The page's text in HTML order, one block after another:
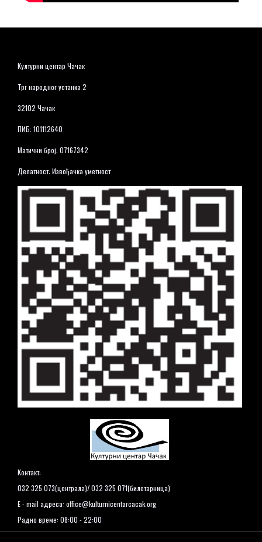
Културни центар Чачак
Трг народног устанка 2
32102 Чачак
ПИБ: 101112640
Матични број: 07167342
Делатност: Извођачка уметност
Контакт:
032 325 073(централа)/ 032 325 071(билетарница)
E - mail адреса: office@kulturnicentarcacak.org
Радно време: 08:00 - 22:00